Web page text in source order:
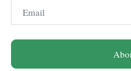
Email